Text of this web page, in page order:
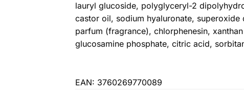
lauryl glucoside, polyglyceryl-2
castor oil, sodium hyaluronate,
parfum (fragrance), chlorphenesin,
glucosamine phosphate, citric acid,
EAN: 3760269770089